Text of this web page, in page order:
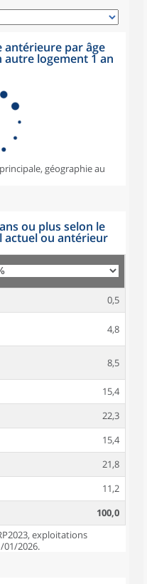
antérieure par âge
logement 1 an
géographie au
ou plus selon le
actuel ou antérieur
0,5
4,8
8,5
15,4
22,3
15,4
21,8
11,2
100,0
exploitations
01/2026.